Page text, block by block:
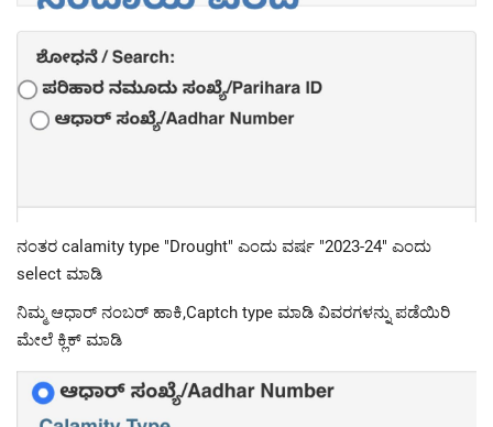
ನಂತರ calamity type "Drought" ಎಂದು ವರ್ಷ "2023-24" ಎಂದು
select ಮಾಡಿ
ನಿಮ್ಮ ಆಧಾರ್ ನಂಬರ್ ಹಾಕಿ,Captch type ಮಾಡಿ ವಿವರಗಳನ್ನು ಪಡೆಯಿರಿ
ಮೇಲೆ ಕ್ಲಿಕ್ ಮಾಡಿ